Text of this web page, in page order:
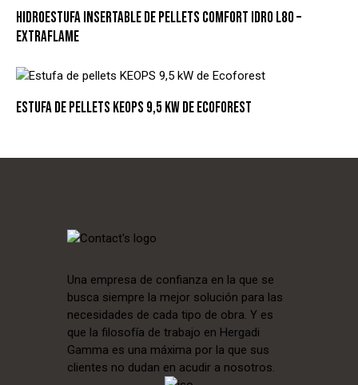
HIDROESTUFA INSERTABLE DE PELLETS COMFORT IDRO L80 –
EXTRAFLAME
ESTUFA DE PELLETS KEOPS 9,5 KW DE ECOFOREST
Una empresa de confianza en la que se
busca siempre la mejor solución para las
necesidades de cada tipo de obra. Y es
que la filosofía de trabajo en Hergadi
Gamma es una máxima por la que sus
clientes no dudan en acudir a nosotros.